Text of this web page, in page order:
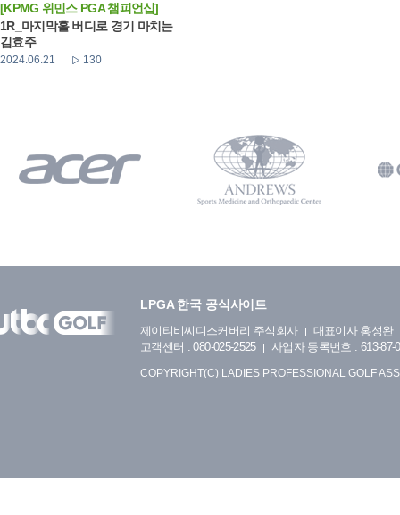
[KPMG 위민스 PGA 챔피언십]
1R_마지막홀 버디로 경기 마치는
김효주
2024.06.21 130
LPGA 한국 공식사이트
제이티비씨디스커버리 주식회사
대표이사 홍성완
고객센터 : 080-025-2525
사업자 등록번호 : 613-87-
COPYRIGHT(C) LADIES PROFESSIONAL GOLF